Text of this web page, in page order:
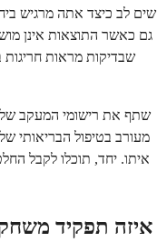
שים לב כיצד אתה מרגיש
גם כאשר התוצאות אינן
שבדיקות מראות חריגות
שתף את רישומי המעקב
מעורב בטיפול הבריאותי
איתו. יחד, תוכלו לקבל
איזה תפקיד